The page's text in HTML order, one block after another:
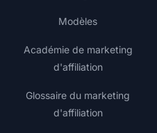
Modèles
Académie de marketing
d'affiliation
Glossaire du marketing
d'affiliation